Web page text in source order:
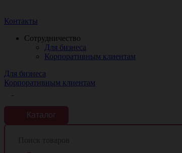
Контакты
Сотрудничество
Для бизнеса
Корпоративным клиентам
Для бизнеса
Корпоративным клиентам
Каталог